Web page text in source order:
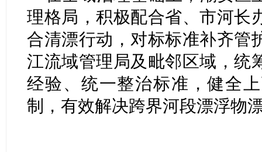
理格局，积极配合省、市河长
合清漂行动，对标标准补齐管
江流域管理局及毗邻区域，统
经验、统一整治标准，健全
制，有效解决跨界河段漂浮物